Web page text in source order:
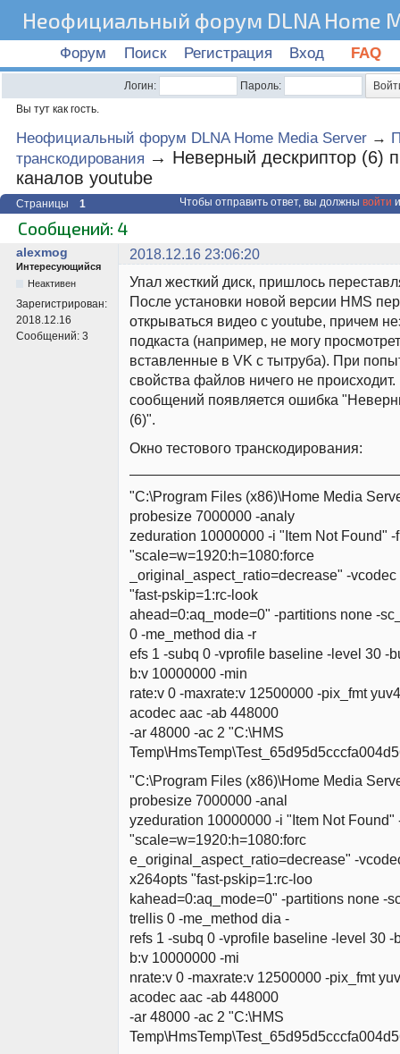
Неофициальный форум DLNA Home
Форум Поиск Регистрация Вход FAQ
Логин:
Пароль:
Вы тут как гость.
Неофициальный форум DLNA Home Media Server →
транскодирования → Неверный дескриптор (6)
каналов youtube
Страницы 1 Чтобы отправить ответ, вы должны войти
Сообщений: 4
alexmog 2018.12.16 23:06:20
Интересующийся
Неактивен
Зарегистрирован:
2018.12.16
Сообщений: 3
Упал жесткий диск, пришлось
После установки новой версии HMS
открываться видео с youtube, причем
подкаста (например, не могу
вставленные в VK с тытруба). При
свойства файлов ничего не
сообщений появляется ошибка
(6)".
Окно тестового транскодирования:
"C:\Program Files (x86)\Home Media
probesize 7000000 -analy
zeduration 10000000 -i "Item Not Found" -
"scale=w=1920:h=1080:force
_original_aspect_ratio=decrease" -
"fast-pskip=1:rc-look
ahead=0:aq_mode=0" -partitions none -
0 -me_method dia -r
efs 1 -subq 0 -vprofile baseline -level 30 -
b:v 10000000 -min
rate:v 0 -maxrate:v 12500000 -pix_fmt
acodec aac -ab 448000
-ar 48000 -ac 2 "C:\HMS
"C:\Program Files (x86)\Home Media
probesize 7000000 -anal
yzeduration 10000000 -i "Item Not Found"
"scale=w=1920:h=1080:forc
e_original_aspect_ratio=decrease" -
x264opts "fast-pskip=1:rc-loo
kahead=0:aq_mode=0" -partitions none -
trellis 0 -me_method dia -
refs 1 -subq 0 -vprofile baseline -level 30
b:v 10000000 -mi
nrate:v 0 -maxrate:v 12500000 -pix_fmt
acodec aac -ab 448000
-ar 48000 -ac 2 "C:\HMS